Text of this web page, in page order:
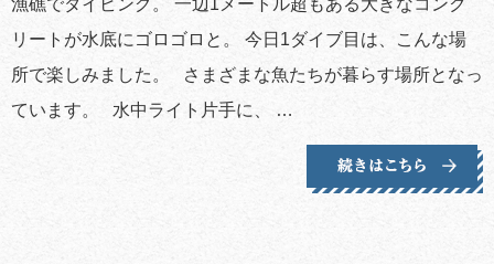
リートが水底にゴロゴロと。 今日1ダイブ目は、こんな場
所で楽しみました。 さまざまな魚たちが暮らす場所となっ
ています。 水中ライト片手に、 …